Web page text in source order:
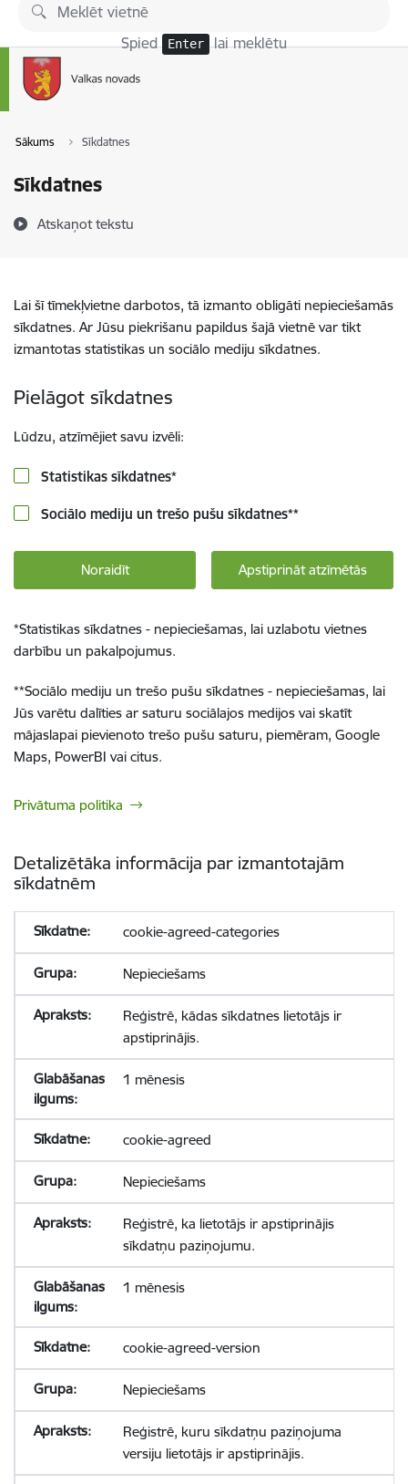
Pāriet uz lapas saturu
Spied Enter lai meklētu
Sākums Sīkdatnes
Sīkdatnes
Atskaņot tekstu
Lai šī tīmekļvietne darbotos, tā izmanto obligāti nepieciešamās
sīkdatnes. Ar Jūsu piekrišanu papildus šajā vietnē var tikt
izmantotas statistikas un sociālo mediju sīkdatnes.
Pielāgot sīkdatnes
Lūdzu, atzīmējiet savu izvēli:
Statistikas sīkdatnes*
Sociālo mediju un trešo pušu sīkdatnes**
Noraidīt Apstiprināt atzīmētās
*Statistikas sīkdatnes - nepieciešamas, lai uzlabotu vietnes
darbību un pakalpojumus.
**Sociālo mediju un trešo pušu sīkdatnes - nepieciešamas, lai
Jūs varētu dalīties ar saturu sociālajos medijos vai skatīt
mājaslapai pievienoto trešo pušu saturu, piemēram, Google
Maps, PowerBI vai citus.
Privātuma politika
Detalizētāka informācija par izmantotajām
sīkdatnēm
cookie-agreed-categories
Nepieciešams
Reģistrē, kādas sīkdatnes lietotājs ir
apstiprinājis.
1 mēnesis
cookie-agreed
Nepieciešams
Reģistrē, ka lietotājs ir apstiprinājis
sīkdatņu paziņojumu.
1 mēnesis
cookie-agreed-version
Nepieciešams
Reģistrē, kuru sīkdatņu paziņojuma
versiju lietotājs ir apstiprinājis.